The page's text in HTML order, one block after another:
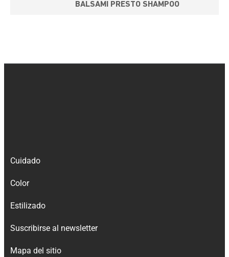
BALSAMI PRESTO SHAMPOO
Cuidado
Color
Estilizado
Suscribirse al newsletter
Mapa del sitio